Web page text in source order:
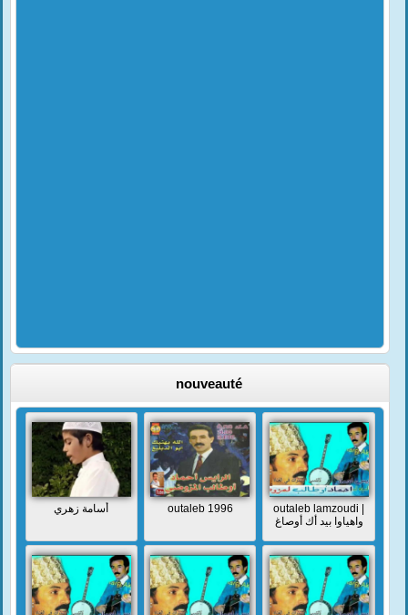
nouveauté
أسامة زهري outaleb 1996
outaleb lamzoudi |
واهياوا بيد أك أوصاغ